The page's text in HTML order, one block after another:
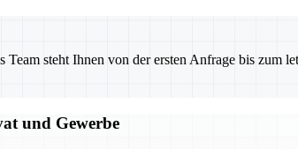
steht Ihnen von der ersten Anfrage bis zum
und Gewerbe